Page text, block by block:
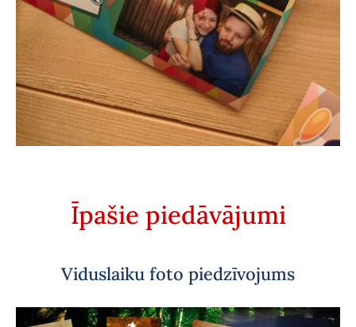
Īpašie piedāvājumi
Viduslaiku foto piedzīvojums